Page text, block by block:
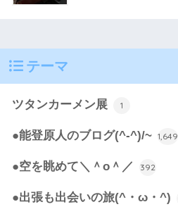
テーマ
ツタンカーメン展 1
●能登原人のブログ(^-^)/~ 1,649
●空を眺めて＼＾o＾／ 392
●出張も出会いの旅(^・ω・^)